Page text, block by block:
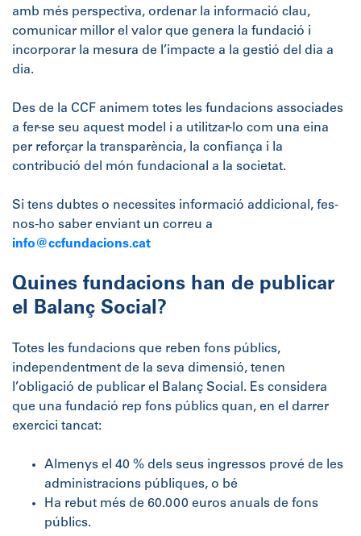
amb més perspectiva, ordenar la informació clau,
comunicar millor el valor que genera la fundació i
incorporar la mesura de l’impacte a la gestió del dia a
dia.
Des de la CCF animem totes les fundacions associades
a fer-se seu aquest model i a utilitzar-lo com una eina
per reforçar la transparència, la confiança i la
contribució del món fundacional a la societat.
Si tens dubtes o necessites informació addicional, fes-
nos-ho saber enviant un correu a
info@ccfundacions.cat
Quines fundacions han de publicar
el Balanç Social?
Totes les fundacions que reben fons públics,
independentment de la seva dimensió, tenen
l’obligació de publicar el Balanç Social. Es considera
que una fundació rep fons públics quan, en el darrer
exercici tancat:
Almenys el 40 % dels seus ingressos prové de les
administracions públiques, o bé
Ha rebut més de 60.000 euros anuals de fons
públics.